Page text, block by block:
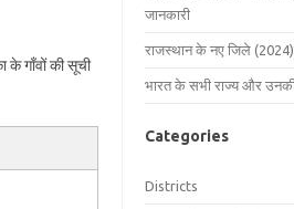
गाँवों की सूची
जानकारी
राजस्थान के नए जिले (2024)
भारत के सभी राज्य और
Categories
Districts